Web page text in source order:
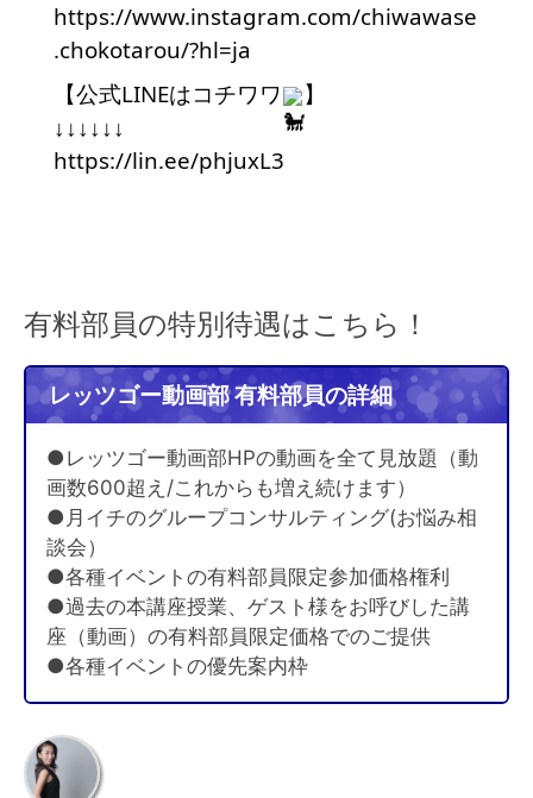
https://www.instagram.com/chiwawase
.chokotarou/?hl=ja
【公式LINEはコチワワ
】
↓↓↓↓↓↓
https://lin.ee/phjuxL3
有料部員の特別待遇はこちら！
レッツゴー動画部 有料部員の詳細
●レッツゴー動画部HPの動画を全て見放題（動
画数600超え/これからも増え続けます）
●月イチのグループコンサルティング(お悩み相
談会）
●各種イベントの有料部員限定参加価格権利
●過去の本講座授業、ゲスト様をお呼びした講
座（動画）の有料部員限定価格でのご提供
●各種イベントの優先案内枠